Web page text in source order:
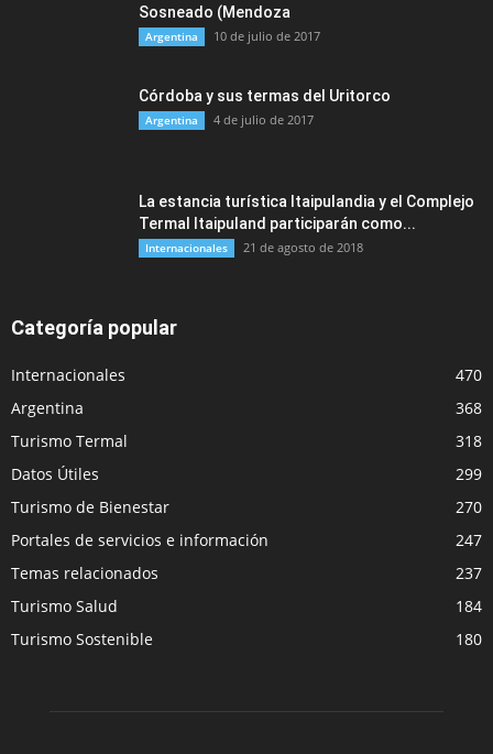
Sosneado (Mendoza
Argentina 10 de julio de 2017
Córdoba y sus termas del Uritorco
Argentina 4 de julio de 2017
La estancia turística Itaipulandia y el Complejo
Termal Itaipuland participarán como...
Internacionales 21 de agosto de 2018
Categoría popular
Internacionales
470
Argentina
368
Turismo Termal
318
Datos Útiles
299
Turismo de Bienestar
270
Portales de servicios e información
247
Temas relacionados
237
Turismo Salud
184
Turismo Sostenible
180